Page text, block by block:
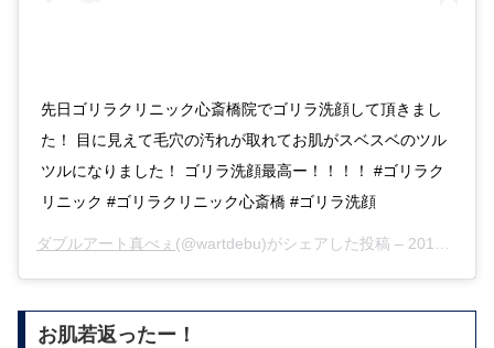
先日ゴリラクリニック心斎橋院でゴリラ洗顔して頂きまし
た！ 目に見えて毛穴の汚れが取れてお肌がスベスベのツル
ツルになりました！ ゴリラ洗顔最高ー！！！！ #ゴリラク
リニック #ゴリラクリニック心斎橋 #ゴリラ洗顔
ダブルアート真べぇ (@wartdebu)がシェアした投稿 – 2019年10月月8日午前11時29分PDT
お肌若返ったー！